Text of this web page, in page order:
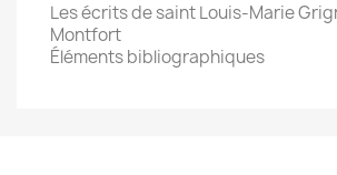
Les écrits de saint Louis-Marie
Montfort
Éléments bibliographiques